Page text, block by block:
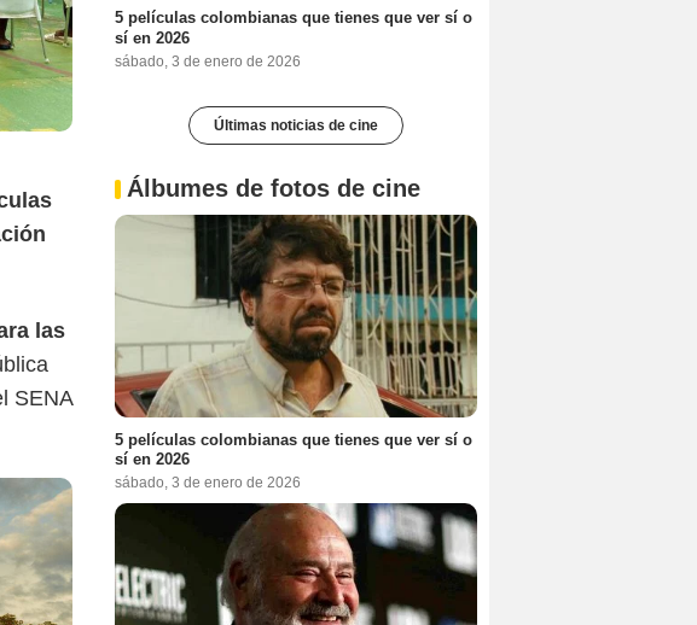
las
SENA
5 películas colombianas que tienes que ver sí o
sí en 2026
sábado, 3 de enero de 2026
Últimas noticias de cine
Álbumes de fotos de cine
5 películas colombianas que tienes que ver sí o
sí en 2026
sábado, 3 de enero de 2026